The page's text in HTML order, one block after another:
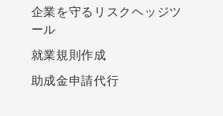
企業を守るリスクヘッジツ
ール
就業規則作成
助成金申請代行